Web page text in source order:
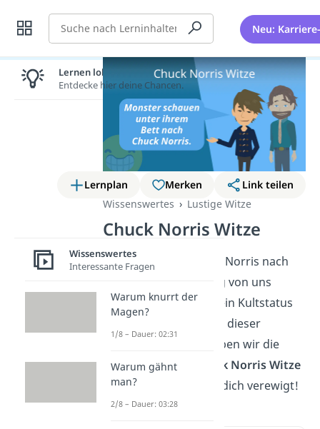
Suche Neu:
Lernplan Merken
Link teilen
Wissenswertes
Lustige Witze
Chuck Norris Witze
Auch wenn Carlos Ray Norris nach
seinem 86. Geburtstag von uns
gegangen ist, bleibt sein Kultstatus
unantastbar. Zu Ehren dieser
lebenden Legende haben wir die
schlagfertigsten
Chuck Norris Witze
hier und im
für dich verewigt!
Lernen lohnt sich!
Entdecke hier deine Chancen.
Wissenswertes
Interessante Fragen
Warum knurrt der
Magen?
1/8 – Dauer: 02:31
Warum gähnt
man?
2/8 – Dauer: 03:28